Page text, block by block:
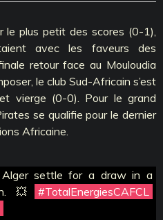
le plus petit des scores (0-1),
avec les faveurs des
retour face au Mouloudia
le club Sud-Africain s’est
vierge (0-0). Pour le grand
se qualifie pour le dernier
Africaine.
Alger settle for a draw in a
💥
#TotalEnergiesCAFCL